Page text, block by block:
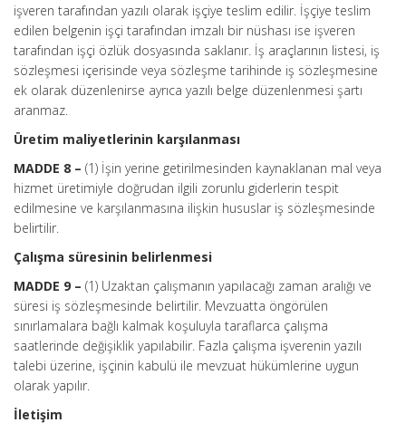
işveren tarafından yazılı olarak işçiye teslim edilir. İşçiye teslim
edilen belgenin işçi tarafından imzalı bir nüshası ise işveren
tarafından işçi özlük dosyasında saklanır. İş araçlarının listesi, iş
sözleşmesi içerisinde veya sözleşme tarihinde iş sözleşmesine
ek olarak düzenlenirse ayrıca yazılı belge düzenlenmesi şartı
aranmaz.
Üretim maliyetlerinin karşılanması
MADDE 8 – (1) İşin yerine getirilmesinden kaynaklanan mal veya
hizmet üretimiyle doğrudan ilgili zorunlu giderlerin tespit
edilmesine ve karşılanmasına ilişkin hususlar iş sözleşmesinde
belirtilir.
Çalışma süresinin belirlenmesi
MADDE 9 – (1) Uzaktan çalışmanın yapılacağı zaman aralığı ve
süresi iş sözleşmesinde belirtilir. Mevzuatta öngörülen
sınırlamalara bağlı kalmak koşuluyla taraflarca çalışma
saatlerinde değişiklik yapılabilir. Fazla çalışma işverenin yazılı
talebi üzerine, işçinin kabulü ile mevzuat hükümlerine uygun
olarak yapılır.
İletişim